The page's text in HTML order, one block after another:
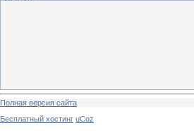
Полная версия сайта
Бесплатный хостинг uCoz